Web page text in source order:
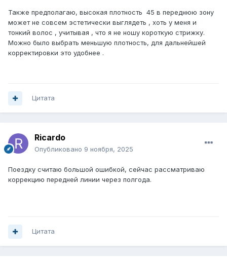
Также предполагаю, высокая плотность 45 в переднюю зону
может не совсем эстетически выглядеть , хоть у меня и
тонкий волос , учитывая , что я не ношу короткую стрижку.
Можно было выбрать меньшую плотность, для дальнейшей
корректировки это удобнее .
Цитата
Ricardo
Опубликовано 9 ноября, 2025
Поездку считаю большой ошибкой, сейчас рассматриваю
коррекцию передней линии через полгода.
Цитата